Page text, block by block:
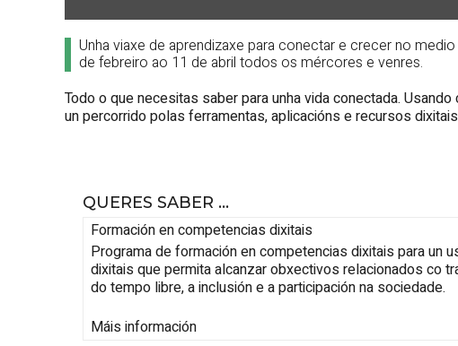
Unha viaxe de aprendizaxe para conectar e crecer no
de febreiro ao 11 de abril todos os mércores e venres.
Todo o que necesitas saber para unha vida conectada.
un percorrido polas ferramentas, aplicacións e recursos
QUERES SABER ...
Formación en competencias dixitais
Programa de formación en competencias dixitais para un
dixitais que permita alcanzar obxectivos relacionados co
do tempo libre, a inclusión e a participación na sociedade.
Máis información